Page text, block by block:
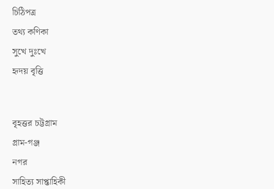
চিঠিপত্র
তথ্য কণিকা
সুখে দুঃখে
হৃদয় বৃত্তি
বৃহত্তর চট্টগ্রাম
গ্রাম-গঞ্জ
নগর
সাহিত্য সাপ্তাহিকী